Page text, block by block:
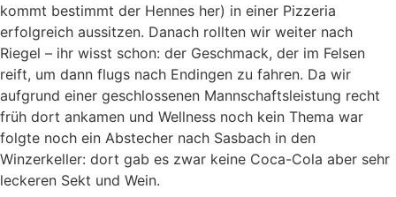
kommt bestimmt der Hennes her) in einer Pizzeria
erfolgreich aussitzen. Danach rollten wir weiter nach
Riegel – ihr wisst schon: der Geschmack, der im Felsen
reift, um dann flugs nach Endingen zu fahren. Da wir
aufgrund einer geschlossenen Mannschaftsleistung recht
früh dort ankamen und Wellness noch kein Thema war
folgte noch ein Abstecher nach Sasbach in den
Winzerkeller: dort gab es zwar keine Coca-Cola aber sehr
leckeren Sekt und Wein.